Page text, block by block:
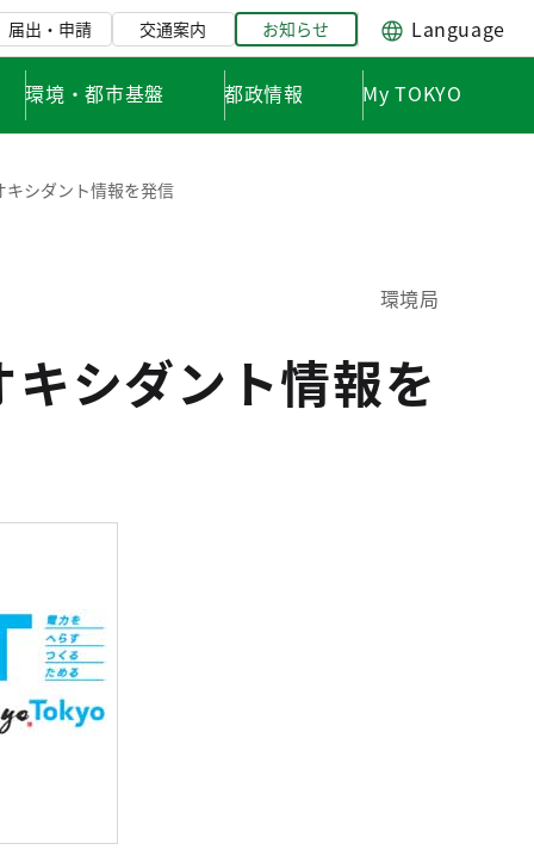
届出・申請 交通案内 お知らせ Language
環境・都市基盤 都政情報 My TOKYO
キシダント情報を発信
環境局
シダント情報を